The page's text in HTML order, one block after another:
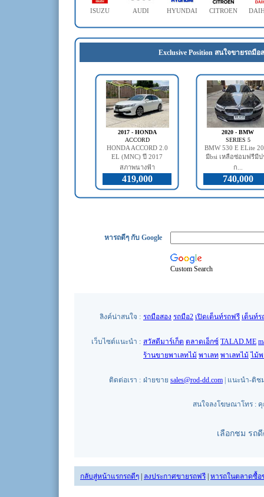
ISUZU AUDI HYUNDAI CITROEN
Exclusive Position สนใจขายรถมื
2017 - HONDA
ACCORD
HONDA ACCORD 2.0
EL (MNC) ปี 2017
สภาพนางฟ้า
419,000
2020 - BMW
SERIES 5
BMW 530 E ELite
มีbsi เหลือซ่อมฟรีมีป
ก...
740,000
หารถดีๆ กับ Google
Custom Search
ลิงค์น่าสนใจ : รถมือสอง รถมือ2 เปิดเต็นท์รถฟรี เต็นท์ร
เว็บไซต์แนะนำ : สวัสดีมาร์เก็ต ตลาดเอ็กซ์ TALAD.ME
ร้านขายพาเลทไม้ พาเลท พาเลทไม้ ไม้พ
ติดต่อเรา : ฝ่ายขาย sales@rod-dd.com | แนะนำ-ติ
สนใจลงโฆษณาโทร : คุ
เลือกชม รถ
กลับสู่หน้าแรกรถดีๆ ลงประกาศขายรถฟรี หารถในตลาดซื้อ